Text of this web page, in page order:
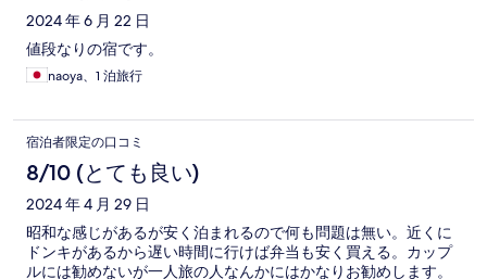
2024 年 6 月 22 日
値段なりの宿です。
naoya、1 泊旅行
宿泊者限定の口コミ
8/10 (とても良い)
2024 年 4 月 29 日
昭和な感じがあるが安く泊まれるので何も問題は無い。近くに
ドンキがあるから遅い時間に行けば弁当も安く買える。カップ
ルには勧めないが一人旅の人なんかにはかなりお勧めします。